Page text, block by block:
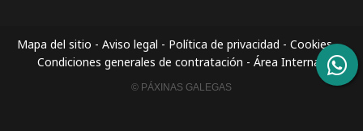
Mapa del sitio - Aviso legal - Política de privacidad - Cookies-
Condiciones generales de contratación - Área Interna
© PÁXINAS GALEGAS